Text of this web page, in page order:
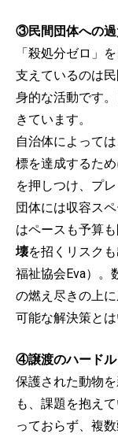
③民間団体への
「殺処分ゼロ」
支えているのは
身的な活動です
きています。
自治体によって
標を達成するた
を押しつけ、プ
団体には収容ス
はペースも予算
壊を招くリスク
福祉協会Eva）。
の燃え尽きの上
可能な解決策とは
④譲渡のハード
保護された動物
も、課題を抱え
っておらず、複